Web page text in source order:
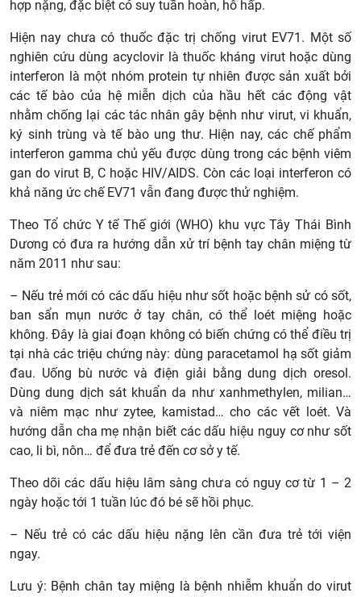
hợp nặng, đặc biệt có suy tuần hoàn, hô hấp.
Hiện nay chưa có thuốc đặc trị chống virut EV71. Một số
nghiên cứu dùng acyclovir là thuốc kháng virut hoặc dùng
interferon là một nhóm protein tự nhiên được sản xuất bởi
các tế bào của hệ miễn dịch của hầu hết các động vật
nhằm chống lại các tác nhân gây bệnh như virut, vi khuẩn,
ký sinh trùng và tế bào ung thư. Hiện nay, các chế phẩm
interferon gamma chủ yếu được dùng trong các bệnh viêm
gan do virut B, C hoặc HIV/AIDS. Còn các loại interferon có
khả năng ức chế EV71 vẫn đang được thử nghiệm.
Theo Tổ chức Y tế Thế giới (WHO) khu vực Tây Thái Bình
Dương có đưa ra hướng dẫn xử trí bệnh tay chân miệng từ
năm 2011 như sau:
– Nếu trẻ mới có các dấu hiệu như sốt hoặc bệnh sử có sốt,
ban sẩn mụn nước ở tay chân, có thể loét miệng hoặc
không. Đây là giai đoạn không có biến chứng có thể điều trị
tại nhà các triệu chứng này: dùng paracetamol hạ sốt giảm
đau. Uống bù nước và điện giải bằng dung dịch oresol.
Dùng dung dịch sát khuẩn da như xanhmethylen, milian…
và niêm mạc như zytee, kamistad… cho các vết loét. Và
hướng dẫn cha mẹ nhận biết các dấu hiệu nguy cơ như sốt
cao, li bì, nôn… để đưa trẻ đến cơ sở y tế.
Theo dõi các dấu hiệu lâm sàng chưa có nguy cơ từ 1 – 2
ngày hoặc tới 1 tuần lúc đó bé sẽ hồi phục.
– Nếu trẻ có các dấu hiệu nặng lên cần đưa trẻ tới viện
ngay.
Lưu ý: Bệnh chân tay miệng là bệnh nhiễm khuẩn do virut